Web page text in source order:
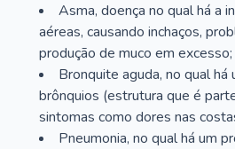
Asma, doença no qual há a
aéreas, causando inchaços,
produção de muco em excesso;
Bronquite aguda, no qual há
brônquios (estrutura que é
sintomas como dores nas
Pneumonia, no qual há um